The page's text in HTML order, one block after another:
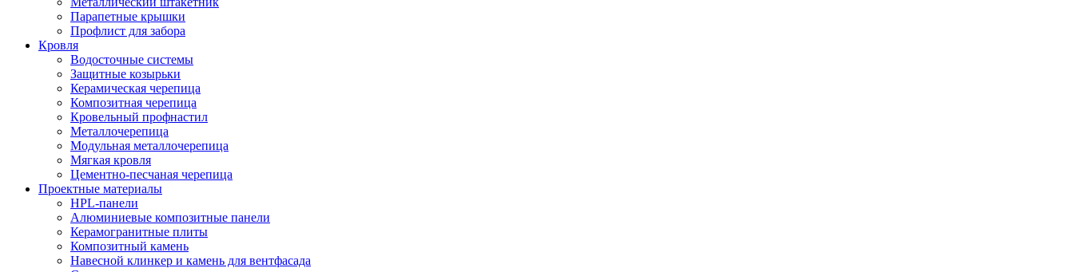
Парапетные крышки
Профлист для забора
Кровля
Водосточные системы
Защитные козырьки
Керамическая черепица
Композитная черепица
Кровельный профнастил
Металлочерепица
Модульная металлочерепица
Мягкая кровля
Цементно-песчаная черепица
Проектные материалы
HPL-панели
Алюминиевые композитные панели
Керамогранитные плиты
Композитный камень
Навесной клинкер и камень для вентфасада